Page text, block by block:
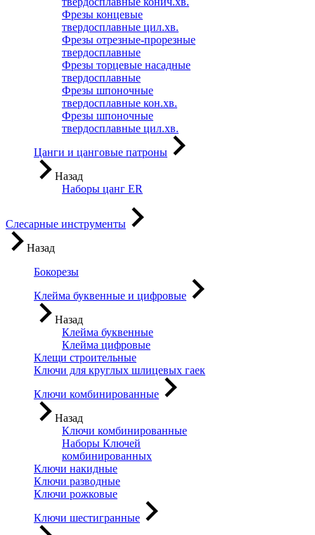
Фрезы концевые
твердосплавные цил.хв.
Фрезы отрезные-прорезные
твердосплавные
Фрезы торцевые насадные
твердосплавные
Фрезы шпоночные
твердосплавные кон.хв.
Фрезы шпоночные
твердосплавные цил.хв.
Цанги и цанговые патроны
Назад
Наборы цанг ER
Слесарные инструменты
Назад
Бокорезы
Клейма буквенные и цифровые
Назад
Клейма буквенные
Клейма цифровые
Клещи строительные
Ключи для круглых шлицевых гаек
Ключи комбинированные
Назад
Ключи комбинированные
Наборы Ключей
комбинированных
Ключи накидные
Ключи разводные
Ключи рожковые
Ключи шестигранные